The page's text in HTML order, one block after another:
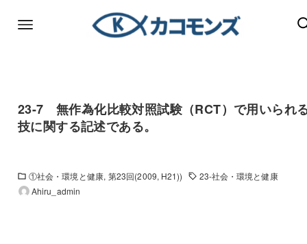
23-7 無作為化比較対照試験（RCT）で用いられ
技に関する記述である。
①社会・環境と健康 第23回(2009, H21))
23-社会・環境と健康
Ahiru_admin